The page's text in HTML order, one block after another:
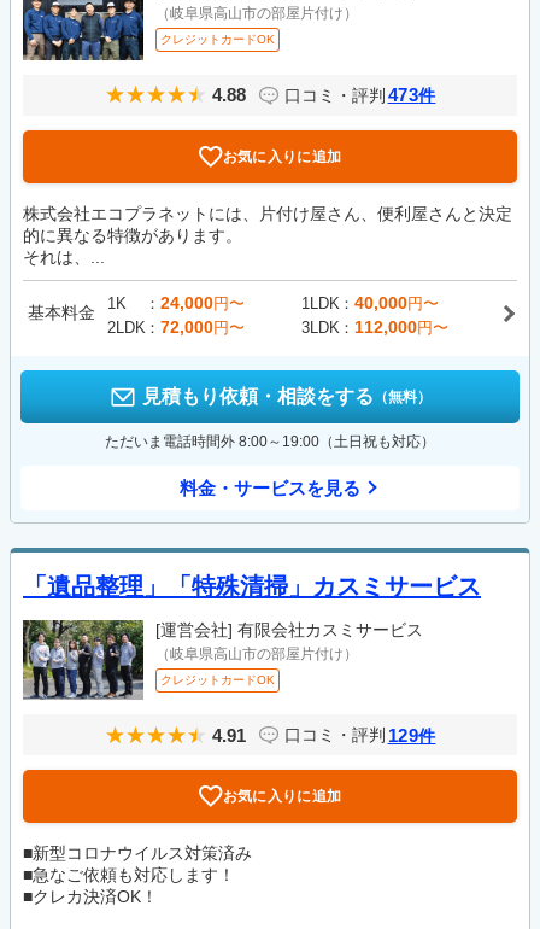
（岐阜県高山市の部屋片付け）
クレジットカードOK
4.88 口コミ・評判 473件
お気に入りに追加
株式会社エコプラネットには、片付け屋さん、便利屋さんと決定
的に異なる特徴があります。
それは、...
基本料金 1K 24,000円〜 1LDK 40,000円〜
2LDK
72,000円〜 3LDK 112,000円〜
見積もり依頼・相談をする （無料）
ただいま電話時間外 8:00～19:00（土日祝も対応）
料金・サービスを見る
「遺品整理」「特殊清掃」カスミサービス
[運営会社] 有限会社カスミサービス
（岐阜県高山市の部屋片付け）
クレジットカードOK
4.91 口コミ・評判 129件
お気に入りに追加
■新型コロナウイルス対策済み
■急なご依頼も対応します！
■クレカ決済OK！